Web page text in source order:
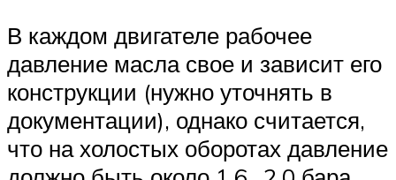
В каждом двигателе рабочее
давление масла свое и зависит его
конструкции (нужно уточнять в
документации), однако считается,
что на холостых оборотах давление